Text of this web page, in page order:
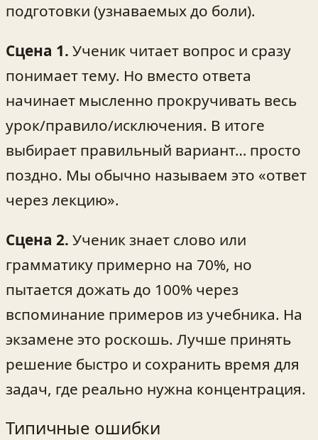
подготовки (узнаваемых до боли).
Сцена 1. Ученик читает вопрос и сразу
понимает тему. Но вместо ответа
начинает мысленно прокручивать весь
урок/правило/исключения. В итоге
выбирает правильный вариант… просто
поздно. Мы обычно называем это «ответ
через лекцию».
Сцена 2. Ученик знает слово или
грамматику примерно на 70%, но
пытается дожать до 100% через
вспоминание примеров из учебника. На
экзамене это роскошь. Лучше принять
решение быстро и сохранить время для
задач, где реально нужна концентрация.
Типичные ошибки